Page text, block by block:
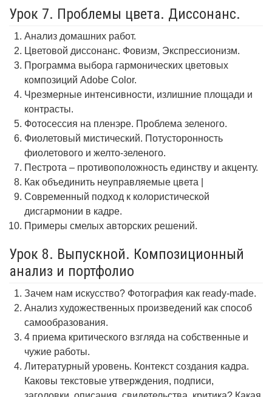
Урок 7. Проблемы цвета. Диссонанс.
Анализ домашних работ.
Цветовой диссонанс. Фовизм, Экспрессионизм.
Программа выбора гармонических цветовых
композиций Adobe Color.
Чрезмерные интенсивности, излишние площади и
контрасты.
Фотосессия на пленэре. Проблема зеленого.
Фиолетовый мистический. Потусторонность
фиолетового и желто-зеленого.
Пестрота – противоположность единству и акценту.
Как объединить неуправляемые цвета |
Современный подход к колористической
дисгармонии в кадре.
Примеры смелых авторских решений.
Урок 8. Выпускной. Композиционный
анализ и портфолио
Зачем нам искусство? Фотография как ready-made.
Анализ художественных произведений как способ
самообразования.
4 приема критического взгляда на собственные и
чужие работы.
Литературный уровень. Контекст создания кадра.
Каковы текстовые утверждения, подписи,